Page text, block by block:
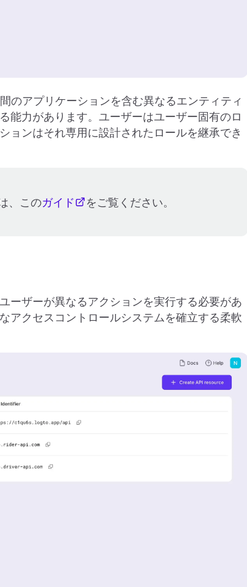
のアプリケーションを含む異なるエンティティ
能力があります。ユーザーはユーザー固有のロ
ョンはそれ専用に設計されたロールを継承でき
、このガイド をご覧ください。
ーザーが異なるアクションを実行する必要があ
アクセスコントロールシステムを確立する柔軟